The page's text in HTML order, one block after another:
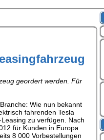
geordert werden. Für
Wie nun bekannt
fahrenden Tesla
zu verfügen. Nach
für Kunden in Europa
8 000 Vorbestellungen